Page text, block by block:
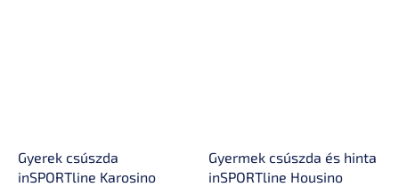
Gyerek csúszda
inSPORTline Karosino
Gyermek csúszda és hinta
inSPORTline Housino